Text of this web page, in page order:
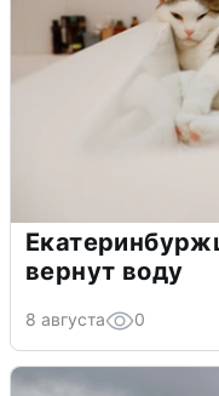
вернут воду
8 августа 0